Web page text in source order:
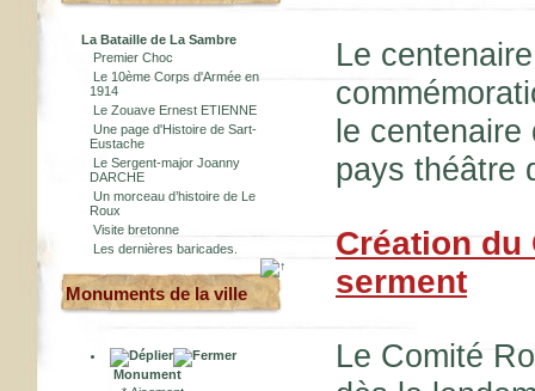
La Bataille de La Sambre
Premier Choc
Le 10ème Corps d'Armée en
1914
Le Zouave Ernest ETIENNE
Une page d'Histoire de Sart-
Eustache
Le Sergent-major Joanny
DARCHE
Un morceau d’histoire de Le
Roux
Visite bretonne
Les dernières baricades.
Monuments de la ville
Monument
Le
le centenaire
pays théâtre
Création du
serment
Le Comité